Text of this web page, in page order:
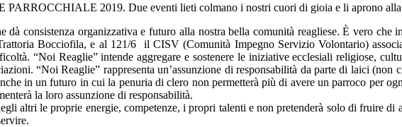
2019. Due eventi lieti colmano i nostri cuori di gioia e li aprono alla
dà consistenza organizzativa e futuro alla nostra bella comunità reagliese. È vero che
Bocciofila, e al 121/6 il CISV (Comunità Impegno Servizio Volontario)
“Noi Reaglie” intende aggregare e sostenere le iniziative ecclesiali religiose,
“Noi Reaglie” rappresenta un’assunzione di responsabilità da parte di laici (non
in un futuro in cui la penuria di clero non permetterà più di avere un parroco per
la loro assunzione di responsabilità.
altri le proprie energie, competenze, i propri talenti e non pretenderà solo di fruire